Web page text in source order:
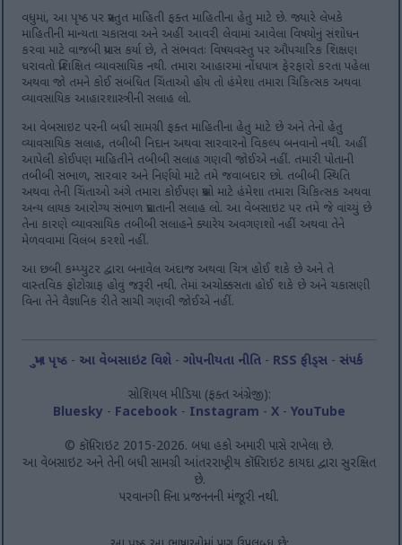
વધુમાં, આ પૃષ્ઠ પર પ્રસ્તુત માહિતી ફક્ત માહિતીના હેતુ માટે છે. જ્યારે લેખકે
માહિતીની માન્યતા ચકાસવા અને અહીં આવરી લેવામાં આવેલા વિષયોનું સંશોધન
કરવા માટે વાજબી પ્રયાસ કર્યા છે, તે સંભવતઃ વિષયવસ્તુ પર ઔપચારિક શિક્ષણ
ધરાવતો પ્રશિક્ષિત વ્યાવસાયિક નથી. તમારા આહારમાં નોંધપાત્ર ફેરફારો કરતા પહેલા
અથવા જો તમને કોઈ સંબંધિત ચિંતાઓ હોય તો હંમેશા તમારા ચિકિત્સક અથવા
વ્યાવસાયિક આહારશાસ્ત્રીની સલાહ લો.
આ વેબસાઇટ પરની બધી સામગ્રી ફક્ત માહિતીના હેતુ માટે છે અને તેનો હેતુ
વ્યાવસાયિક સલાહ, તબીબી નિદાન અથવા સારવારનો વિકલ્પ બનવાનો નથી. અહીં
આપેલી કોઈપણ માહિતીને તબીબી સલાહ ગણવી જોઈએ નહીં. તમારી પોતાની
તબીબી સંભાળ, સારવાર અને નિર્ણયો માટે તમે જવાબદાર છો. તબીબી સ્થિતિ
અથવા તેની ચિંતાઓ અંગે તમારા કોઈપણ પ્રશ્નો માટે હંમેશા તમારા ચિકિત્સક અથવા
અન્ય લાયક આરોગ્ય સંભાળ પ્રદાતાની સલાહ લો. આ વેબસાઇટ પર તમે જે વાંચ્યું છે
તેના કારણે વ્યાવસાયિક તબીબી સલાહને ક્યારેય અવગણશો નહીં અથવા તેને
મેળવવામાં વિલંબ કરશો નહીં.
આ છબી કમ્પ્યુટર દ્વારા બનાવેલ અંદાજ અથવા ચિત્ર હોઈ શકે છે અને તે
વાસ્તવિક ફોટોગ્રાફ હોવું જરૂરી નથી. તેમાં અચોક્કસતા હોઈ શકે છે અને ચકાસણી
વિના તેને વૈજ્ઞાનિક રીતે સાચી ગણવી જોઈએ નહીં.
મુખ પૃષ્ઠ - આ વેબસાઇટ વિશે -ગોપનીયતા નીતિ - RSS ફીડ્સ - સંપર્ક
સોશિયલ મીડિયા (ફક્ત અંગ્રેજી):
Bluesky - Facebook - Instagram -X -YouTube
© કૉપિરાઇટ 2015-2026. બધા હકો અમારી પાસે રાખેલા છે.
આ વેબસાઇટ અને તેની બધી સામગ્રી આંતરરાષ્ટ્રીય કૉપિરાઇટ કાયદા દ્વારા સુરક્ષિત
છે.
પરવાનગી વિના પ્રજનનની મંજૂરી નથી.